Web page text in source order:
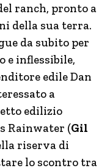
ranch, pronto a
della sua terra.
da subito per
e inflessibile,
edile Dan
a
edilizio
Rainwater (Gil
riserva di
lo scontro tra